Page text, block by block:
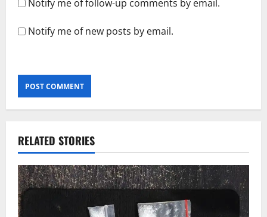
Notify me of follow-up comments by email.
Notify me of new posts by email.
RELATED STORIES